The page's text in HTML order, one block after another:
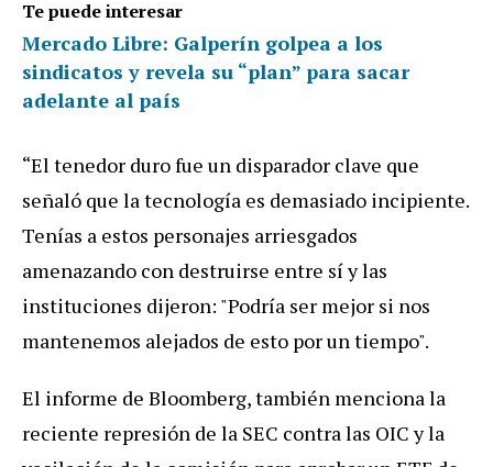
Te puede interesar
Mercado Libre: Galperín golpea a los
sindicatos y revela su “plan” para sacar
adelante al país
“El tenedor duro fue un disparador clave que
señaló que la tecnología es demasiado incipiente.
Tenías a estos personajes arriesgados
amenazando con destruirse entre sí y las
instituciones dijeron: "Podría ser mejor si nos
mantenemos alejados de esto por un tiempo".
El informe de Bloomberg, también menciona la
reciente represión de la SEC contra las OIC y la